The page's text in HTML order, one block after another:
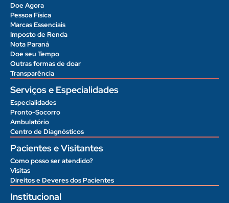
Doe Agora
Pessoa Física
Marcas Essenciais
Imposto de Renda
Nota Paraná
Doe seu Tempo
Outras formas de doar
Transparência
Serviços e Especialidades
Especialidades
Pronto-Socorro
Ambulatório
Centro de Diagnósticos
Pacientes e Visitantes
Como posso ser atendido?
Visitas
Direitos e Deveres dos Pacientes
Institucional